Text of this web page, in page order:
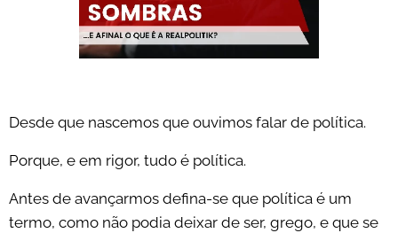
Desde que nascemos que ouvimos falar de política.
Porque, e em rigor, tudo é política.
Antes de avançarmos defina-se que política é um
termo, como não podia deixar de ser, grego, e que se